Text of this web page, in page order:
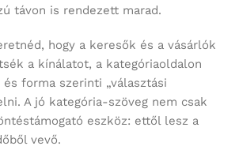
távon is rendezett marad.
hogy a keresők és a vásárlók
a kínálatot, a kategóriaoldalon
forma szerinti „választási
A jó kategória-szöveg nem csak
eszköz: ettől lesz a
vevő.